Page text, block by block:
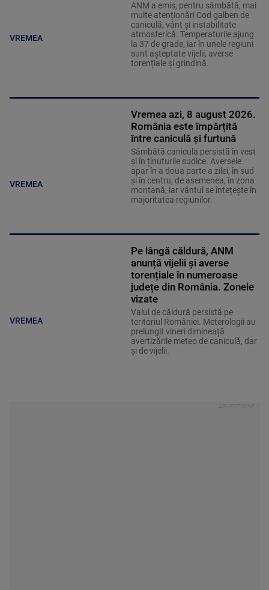
VREMEA
ANM a emis, pentru sâmbătă, mai
multe atenționări Cod galben de
caniculă, vânt și instabilitate
atmosferică. Temperaturile ajung
la 37 de grade, iar în unele regiuni
sunt așteptate vijelii, averse
torențiale și grindină.
VREMEA
Vremea azi, 8 august 2026.
România este împărțită
între caniculă și furtună
Sâmbătă canicula persistă în vest
și în ținuturile sudice. Aversele
apar în a doua parte a zilei, în sud
și în centru, de asemenea, în zona
montană, iar vântul se întețește în
majoritatea regiunilor.
VREMEA
Pe lângă căldură, ANM
anunță vijelii și averse
torențiale în numeroase
județe din România. Zonele
vizate
Valul de căldură persistă pe
teritoriul României. Meterologii au
prelungit vineri dimineață
avertizările meteo de caniculă, dar
și de vijelii.